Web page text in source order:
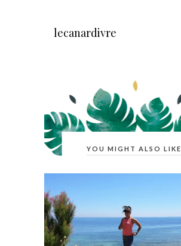
lecanardivre
YOU MIGHT ALSO LIKE